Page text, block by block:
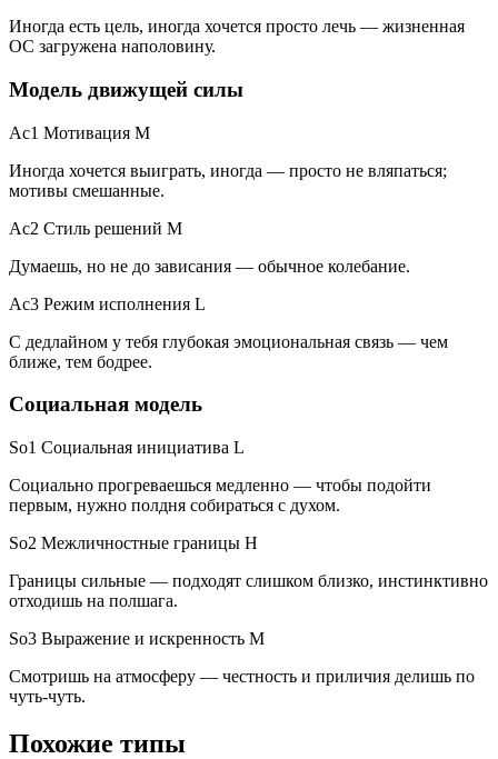
Иногда есть цель, иногда хочется просто лечь — жизненная
ОС загружена наполовину.
Модель движущей силы
Ac1 Мотивация M
Иногда хочется выиграть, иногда — просто не вляпаться;
мотивы смешанные.
Ac2 Стиль решений M
Думаешь, но не до зависания — обычное колебание.
Ac3 Режим исполнения L
С дедлайном у тебя глубокая эмоциональная связь — чем
ближе, тем бодрее.
Социальная модель
So1 Социальная инициатива L
Социально прогреваешься медленно — чтобы подойти
первым, нужно полдня собираться с духом.
So2 Межличностные границы H
Границы сильные — подходят слишком близко, инстинктивно
отходишь на полшага.
So3 Выражение и искренность M
Смотришь на атмосферу — честность и приличия делишь по
чуть-чуть.
Похожие типы